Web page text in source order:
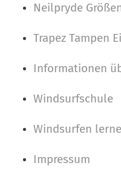
Neilpryde
Trapez Tampen
Informationen
Windsurfschule
Windsurfen
Impressum